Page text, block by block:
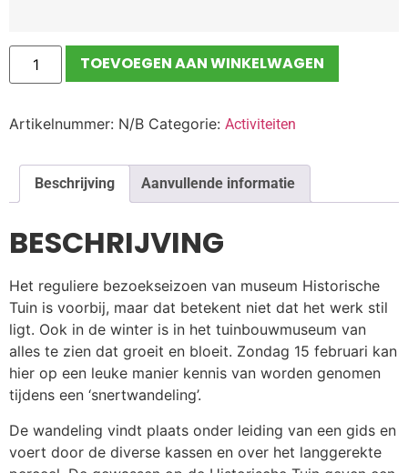
TOEVOEGEN AAN WINKELWAGEN
Artikelnummer: N/B Categorie: Activiteiten
Beschrijving Aanvullende informatie
BESCHRIJVING
Het reguliere bezoekseizoen van museum Historische
Tuin is voorbij, maar dat betekent niet dat het werk stil
ligt. Ook in de winter is in het tuinbouwmuseum van
alles te zien dat groeit en bloeit. Zondag 15 februari kan
hier op een leuke manier kennis van worden genomen
tijdens een ‘snertwandeling’.
De wandeling vindt plaats onder leiding van een gids en
voert door de diverse kassen en over het langgerekte